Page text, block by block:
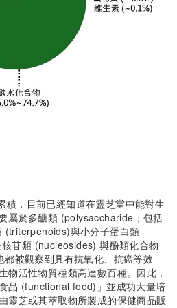
，目前已經知道在靈芝當中能對生
屬於多醣類 (polysaccharide；包括
(triterpenoids)與小分子蛋白類
苷類 (nucleosides) 與酚類化合物
被觀察到具有抗氧化、抗癌等效
物活性物質種類高達數百種。因此，
品 (functional food)」並成功大量培
靈芝或其萃取物所製成的保健商品販